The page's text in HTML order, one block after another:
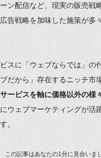
ン配信など、現実の販売戦
告戦略を加味した施策が多
スに「ウェブならでは」の
だから」存在するニッチ市
ービスを軸に価格以外の様
ウェブマーケティングが活
。
この記事はあなたの1分に見合いま